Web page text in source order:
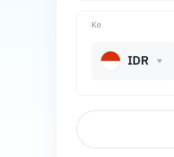
Ke
IDR